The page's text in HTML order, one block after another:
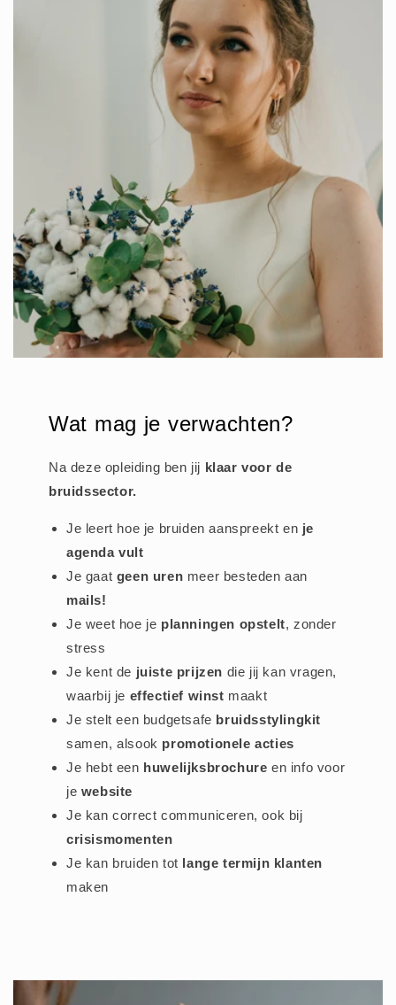
Wat mag je verwachten?
Na deze opleiding ben jij klaar voor de
bruidssector.
Je leert hoe je bruiden aanspreekt en je
agenda vult
Je gaat geen uren meer besteden aan
mails!
Je weet hoe je planningen opstelt, zonder
stress
Je kent de juiste prijzen die jij kan vragen,
waarbij je effectief winst maakt
Je stelt een budgetsafe bruidsstylingkit
samen, alsook promotionele acties
Je hebt een huwelijksbrochureen info voor
je website
Je kan correct communiceren, ook bij
crisismomenten
Je kan bruiden tot lange termijn klanten
maken